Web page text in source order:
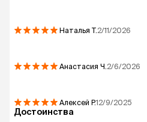
Наталья Т. 2/11/2026
Анастасия Ч. 2/6/2026
Алексей Р.12/9/2025
Достоинства